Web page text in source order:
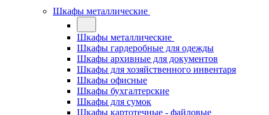
Шкафы металлические
Шкафы металлические
Шкафы гардеробные для одежды
Шкафы архивные для документов
Шкафы для хозяйственного инвентаря
Шкафы офисные
Шкафы бухгалтерские
Шкафы для сумок
Шкафы картотечные - файловые